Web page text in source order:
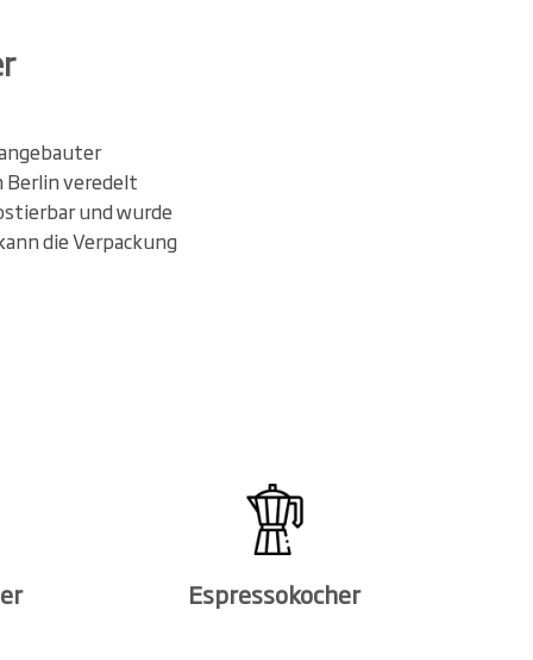
Berlin veredelt
und wurde
die Verpackung
Espressokocher